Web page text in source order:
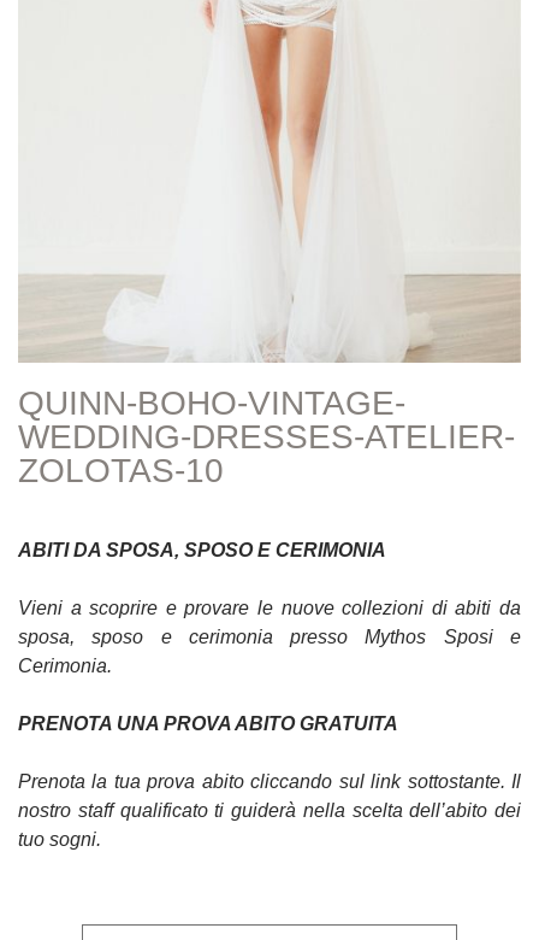
QUINN-BOHO-VINTAGE-
WEDDING-DRESSES-ATELIER-
ZOLOTAS-10
ABITI DA SPOSA, SPOSO E CERIMONIA
Vieni a scoprire e provare le nuove collezioni di abiti da
sposa, sposo e cerimonia presso Mythos Sposi e
Cerimonia.
PRENOTA UNA PROVA ABITO GRATUITA
Prenota la tua prova abito cliccando sul link sottostante. Il
nostro staff qualificato ti guiderà nella scelta dell’abito dei
tuo sogni.